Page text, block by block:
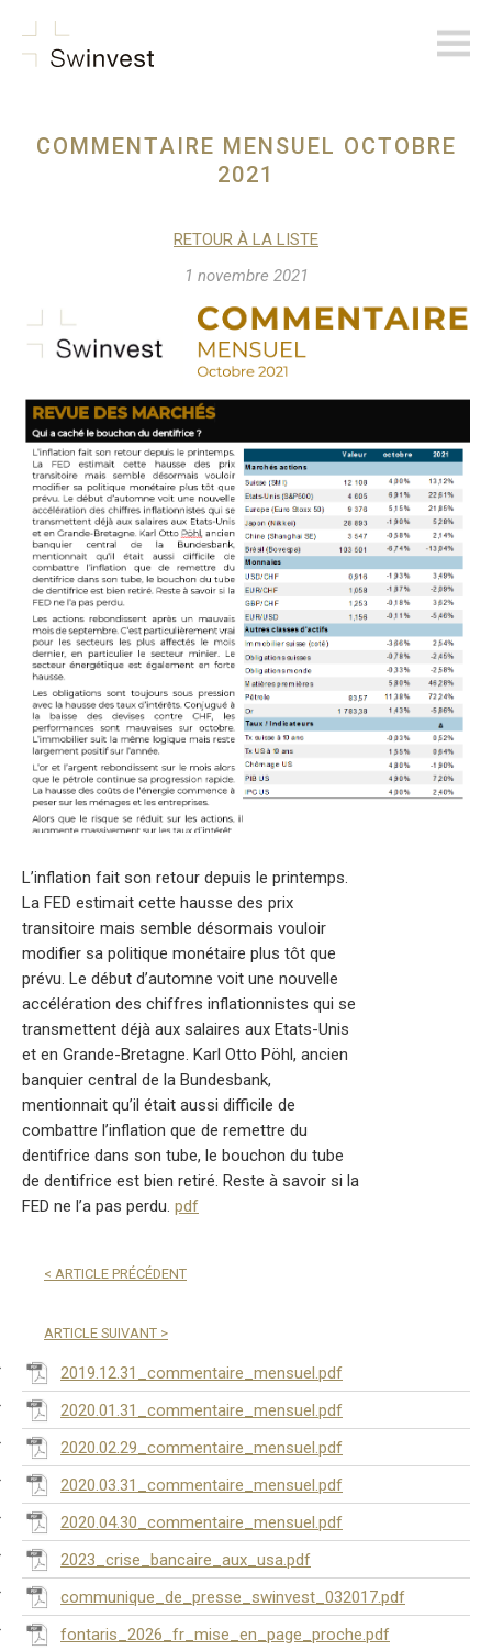
COMMENTAIRE MENSUEL OCTOBRE
2021
RETOUR À LA LISTE
1 novembre 2021
L’inflation fait son retour depuis le printemps.
La FED estimait cette hausse des prix
transitoire mais semble désormais vouloir
modifier sa politique monétaire plus tôt que
prévu. Le début d’automne voit une nouvelle
accélération des chiffres inflationnistes qui se
transmettent déjà aux salaires aux Etats-Unis
et en Grande-Bretagne. Karl Otto Pöhl, ancien
banquier central de la Bundesbank,
mentionnait qu’il était aussi difficile de
combattre l’inflation que de remettre du
dentifrice dans son tube, le bouchon du tube
de dentifrice est bien retiré. Reste à savoir si la
FED ne l’a pas perdu. pdf
< ARTICLE PRÉCÉDENT
ARTICLE SUIVANT >
2019.12.31_commentaire_mensuel.pdf
2020.01.31_commentaire_mensuel.pdf
2020.02.29_commentaire_mensuel.pdf
2020.03.31_commentaire_mensuel.pdf
2020.04.30_commentaire_mensuel.pdf
2023_crise_bancaire_aux_usa.pdf
communique_de_presse_swinvest_032017.pdf
fontaris_2026_fr_mise_en_page_proche.pdf